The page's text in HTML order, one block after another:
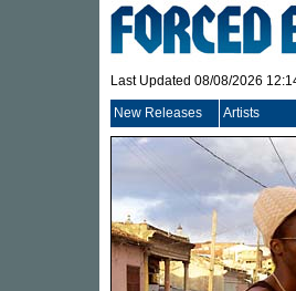
Last Updated 08/08/2026
New Releases Artists